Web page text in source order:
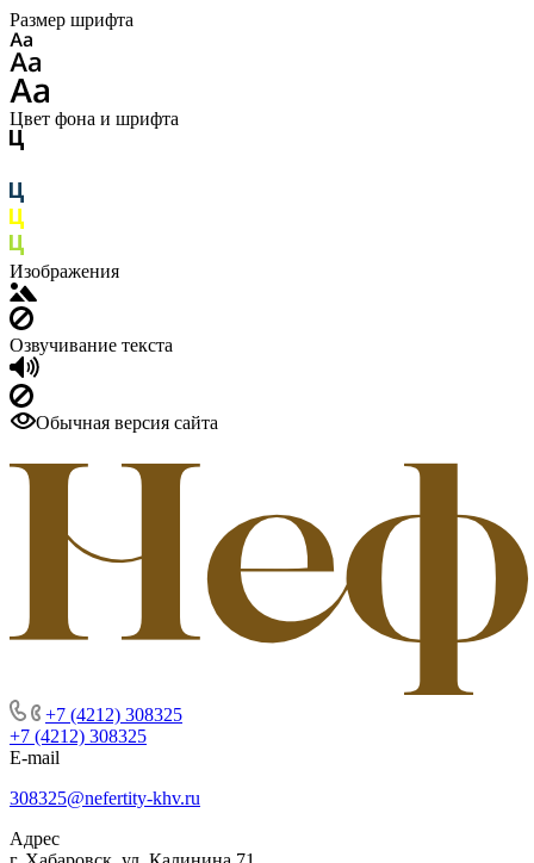
Размер шрифта
Цвет фона и шрифта
Изображения
Озвучивание текста
Обычная версия сайта
+7 (4212) 308325
+7 (4212) 308325
E-mail
308325@nefertity-khv.ru
Адрес